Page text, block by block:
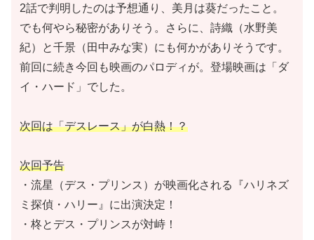
2話で判明したのは予想通り、美月は葵だったこと。
でも何やら秘密がありそう。さらに、詩織（水野美
紀）と千景（田中みな実）にも何かがありそうです。
前回に続き今回も映画のパロディが。登場映画は「ダ
イ・ハード」でした。
次回は「デスレース」が白熱！？
次回予告
・流星（デス・プリンス）が映画化される『ハリネズ
ミ探偵・ハリー』に出演決定！
・柊とデス・プリンスが対峙！